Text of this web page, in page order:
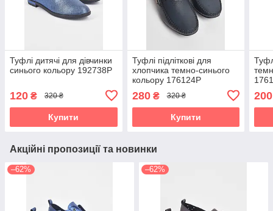
Туфлі дитячі для дівчинки
синього кольору 192738P
120 ₴ 320 ₴
Купити
Туфлі підліткові для
хлопчика темно-синього
кольору 176124P
280₴ 320 ₴
Купити
200
Акційні пропозиції та новинки
–62% –62%